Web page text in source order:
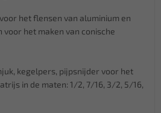
het flensen van aluminium en
het maken van conische
kegelpers, pijpsnijder voor het
in de maten: 1/2, 7/16, 3/2, 5/16,